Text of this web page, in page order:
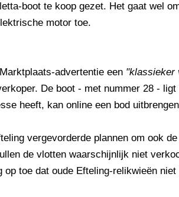
boot te koop gezet. Het gaat wel
motor toe.
advertentie een "klassieker
De boot - met nummer 28 -
heeft, kan online een bod
vergevorderde plannen om ook
de vlotten waarschijnlijk niet
toe dat oude Efteling-relikwieën